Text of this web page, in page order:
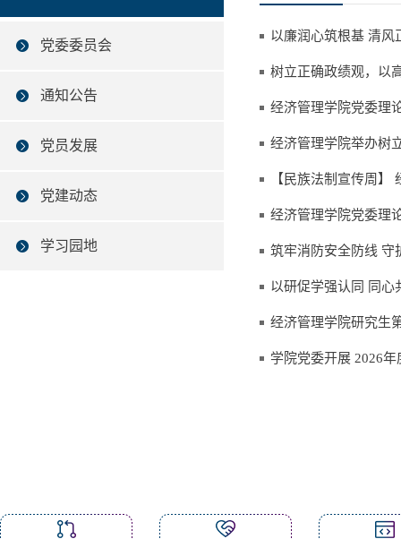
党委委员会
通知公告
党员发展
党建动态
学习园地
以廉润心筑根基 清
树立正确政绩观，以
经济管理学院党委理
经济管理学院举办树
【民族法制宣传周
经济管理学院党委理
筑牢消防安全防线 守
以研促学强认同 同心
经济管理学院研究生
学院党委开展 2026